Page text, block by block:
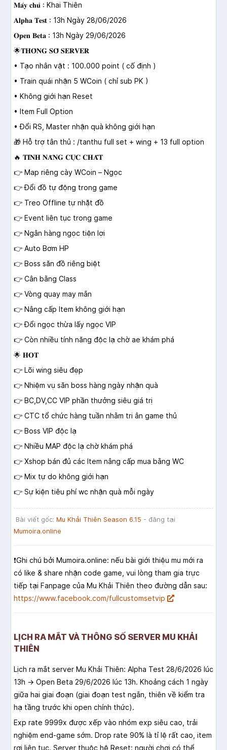
𝐌𝐚́𝐲 𝐜𝐡𝐮̉ : Khai Thiên
𝐀𝐥𝐩𝐡𝐚 𝐓𝐞𝐬𝐭 : 13h Ngày 28/06/2026
𝐎𝐩𝐞𝐧 𝐁𝐞𝐭𝐚 : 13h Ngày 29/06/2026
🌟𝐓𝐇𝐎̂𝐍𝐆 𝐒𝐎̂́ 𝐒𝐄𝐑𝐕𝐄𝐑
• Tạo nhân vật : 100.000 point ( cố định )
• Train quái nhận 5 WCoin ( chỉ sub PK )
• Không giới hạn Reset
• Item Full Option
• Đổi RS, Master nhận quà không giới hạn
🎁 Hỗ trợ tân thủ : /tanthu full set + wing + 13 full option
🔥 𝐓𝐈́𝐍𝐇 𝐍𝐀̆𝐍𝐆 𝐂𝐔̛̣𝐂 𝐂𝐇𝐀̂́𝐓
👉 Map riêng cày WCoin – Ngọc
👉 Đổi đồ tự động trong game
👉 Treo Offline tự nhặt đồ
👉 Event liên tục trong game
👉 Ngân hàng ngọc tiện lợi
👉 Auto Bơm HP
👉 Boss săn đồ riêng biệt
👉 Cân bằng Class
👉 Vòng quay may mắn
👉 Nâng cấp Item không giới hạn
👉 Đổi ngọc thừa lấy ngọc VIP
👉 Còn nhiều tính năng độc lạ chờ ae khám phá
🌟 𝐇𝐎𝐓
👉 Lõi wing siêu đẹp
👉 Nhiệm vụ săn boss hàng ngày nhận quà
👉 BC,DV,CC VIP phần thưởng siêu giá trị
👉 CTC tổ chức hàng tuần nhằm tri ân game thủ
👉 Boss VIP độc lạ
👉 Nhiều MAP độc lạ chờ khám phá
👉 Xshop bán đủ các Item nâng cấp mua bằng WC
👉 Mix tự do không giới hạn
👉 Sự kiện tiêu phí wc nhận quà mỗi ngày
Bài viết gốc: Mu Khải Thiên Season 6.15 - đăng tại
Mumoira.online
❗️Ghi chú bởi Mumoira.online: nếu bài giới thiệu mu mới ra
có like & share nhận code game, vui lòng tham gia trực
tiếp tại Fanpage của Mu Khải Thiên theo đường dẫn sau:
https://www.facebook.com/fullcustomsetvip
LỊCH RA MẮT VÀ THÔNG SỐ SERVER MU KHẢI
THIÊN
Lịch ra mắt server Mu Khải Thiên: Alpha Test 28/6/2026 lúc
13h → Open Beta 29/6/2026 lúc 13h. Khoảng cách 1 ngày
giữa hai giai đoạn (giai đoạn test ngắn, thiên về kiểm tra
hạ tầng trước khi open chính thức).
Exp rate 9999x được xếp vào nhóm exp siêu cao, trải
nghiệm end-game sớm. Drop rate 90% là tỉ lệ rất cao, item
rơi liên tục. Server thuộc hệ Reset: người chơi có thể